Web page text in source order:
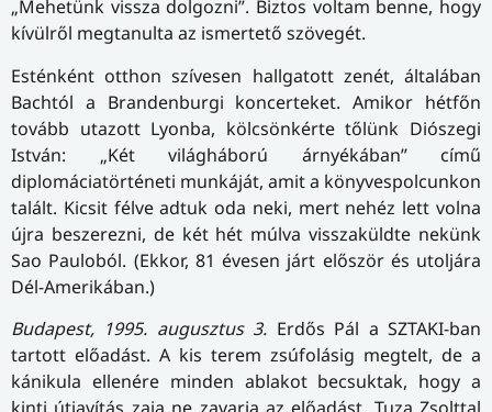
„Mehetünk vissza dolgozni”. Biztos voltam benne, hogy
kívülről megtanulta az ismertető szövegét.
Esténként otthon szívesen hallgatott zenét, általában
Bachtól a Brandenburgi koncerteket. Amikor hétfőn
tovább utazott Lyonba, kölcsönkérte tőlünk Diószegi
István: „Két világháború árnyékában” című
diplomáciatörténeti munkáját, amit a könyvespolcunkon
talált. Kicsit félve adtuk oda neki, mert nehéz lett volna
újra beszerezni, de két hét múlva visszaküldte nekünk
Sao Pauloból. (Ekkor, 81 évesen járt először és utoljára
Dél-Amerikában.)
Budapest, 1995. augusztus 3. Erdős Pál a SZTAKI-ban
tartott előadást. A kis terem zsúfolásig megtelt, de a
kánikula ellenére minden ablakot becsuktak, hogy a